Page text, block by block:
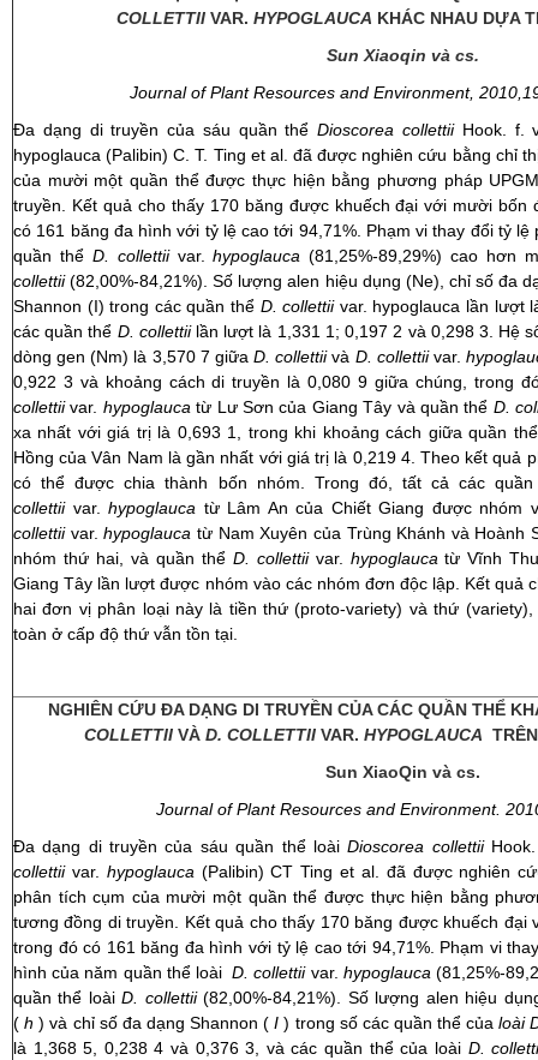
COLLETTII VAR. HYPOGLAUCA KHÁC NHAU DỰA
Sun Xiaoqin và cs.
Journal of Plant Resources and Environment,
Đa dạng di truyền của sáu quần thểDioscorea collettiiHook. f.
hypoglauca (Palibin) C. T. Ting et al. đã được nghiên cứu bằng chỉ
của mười một quần thể được thực hiện bằng phương pháp
truyền. Kết quả cho thấy 170 băng được khuếch đại với mười bốn
có 161 băng đa hình với tỷ lệ cao tới 94,71%. Phạm vi thay đổi tỷ
quần thể D. collettiivar.hypoglauca (81,25%-89,29%) cao hơn
collettii(82,00%-84,21%). Số lượng alen hiệu dụng (Ne), chỉ số đa
Shannon (I) trong các quần thể D. collettiivar. hypoglauca lần lượt
các quần thể D. collettiilần lượt là 1,331 1; 0,197 2 và 0,298 3. Hệ
dòng gen (Nm) là 3,570 7 giữaD. collettiivà D. collettiivar.
0,922 3 và khoảng cách di truyền là 0,080 9 giữa chúng, trong
collettiivar. hypoglauca từ Lư Sơn của Giang Tây và quần thể D.
xa nhất với giá trị là 0,693 1, trong khi khoảng cách giữa quần
Hồng của Vân Nam là gần nhất với giá trị là 0,219 4. Theo kết quả
có thể được chia thành bốn nhóm. Trong đó, tất cả các
collettiivar.hypoglauca từ Lâm An của Chiết Giang được nhóm
collettiivar.hypoglauca từ Nam Xuyên của Trùng Khánh và Hoành
nhóm thứ hai, và quần thể D. collettiivar. hypoglauca từ Vĩnh
Giang Tây lần lượt được nhóm vào các nhóm đơn độc lập. Kết quả
hai đơn vị phân loại này là tiền thứ (proto-variety) và thứ
toàn ở cấp độ thứ vẫn tồn tại.
NGHIÊN CỨU ĐA DẠNG DI TRUYỀN CỦA CÁC QUẦN THỂ
COLLETTIIVÀ D. COLLETTIIVAR. HYPOGLAUCA
Sun XiaoQin và cs.
Journal of Plant Resources and Environment.
Đa dạng di truyền của sáu quần thể loàiDioscorea collettii
collettiivar. hypoglauca (Palibin) CT Ting et al. đã được nghiên
phân tích cụm của mười một quần thể được thực hiện bằng
tương đồng di truyền. Kết quả cho thấy 170 băng được khuếch đại
trong đó có 161 băng đa hình với tỷ lệ cao tới 94,71%. Phạm vi
hình của năm quần thể loàiD. collettiivar. hypoglauca (81,25%-
quần thể loàiD. collettii(82,00%-84,21%). Số lượng alen hiệu
(h ) và chỉ số đa dạng Shannon (I ) trong số các quần thể của loài
là 1,368 5, 0,238 4 và 0,376 3, và các quần thể của loài D.